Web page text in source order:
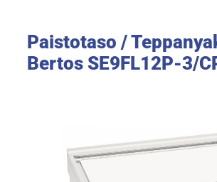
Paistotaso /
Bertos SE9FL12P-3/